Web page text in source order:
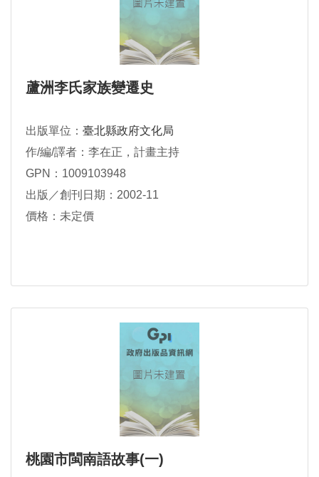
蘆洲李氏家族變遷史
出版單位： 臺北縣政府文化局
作/編/譯者：李在正，計畫主持
GPN：1009103948
出版／創刊日期：2002-11
價格：未定價
桃園市閩南語故事(一)